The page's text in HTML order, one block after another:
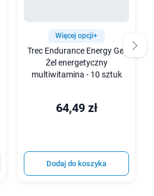
Więcej opcji+
Trec Endurance Energy Gel
Żel energetyczny
multiwitamina - 10 sztuk
64,49 zł
Dodaj do koszyka